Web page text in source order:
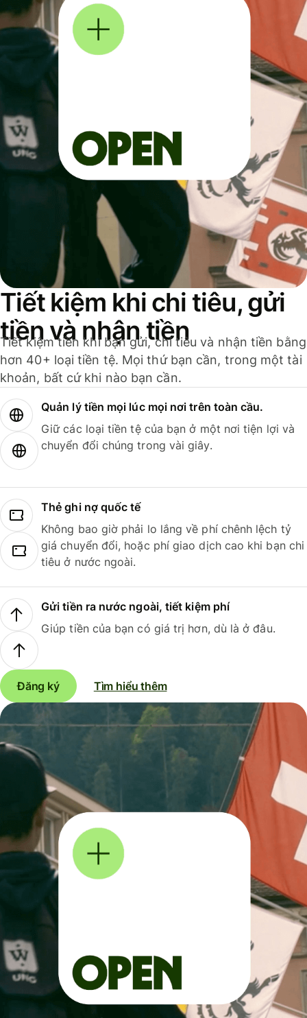
Tiết kiệm khi chi tiêu, gửi
tiền và nhận tiền
Tiết kiệm tiền khi bạn gửi, chi tiêu và nhận tiền bằng
hơn 40+ loại tiền tệ. Mọi thứ bạn cần, trong một tài
khoản, bất cứ khi nào bạn cần.
Quản lý tiền mọi lúc mọi nơi trên toàn cầu.
Giữ các loại tiền tệ của bạn ở một nơi tiện lợi và
chuyển đổi chúng trong vài giây.
Thẻ ghi nợ quốc tế
Không bao giờ phải lo lắng về phí chênh lệch tỷ
giá chuyển đổi, hoặc phí giao dịch cao khi bạn chi
tiêu ở nước ngoài.
Gửi tiền ra nước ngoài, tiết kiệm phí
Giúp tiền của bạn có giá trị hơn, dù là ở đâu.
Đăng ký Tìm hiểu thêm